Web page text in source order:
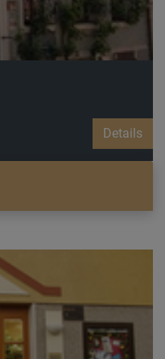
Details